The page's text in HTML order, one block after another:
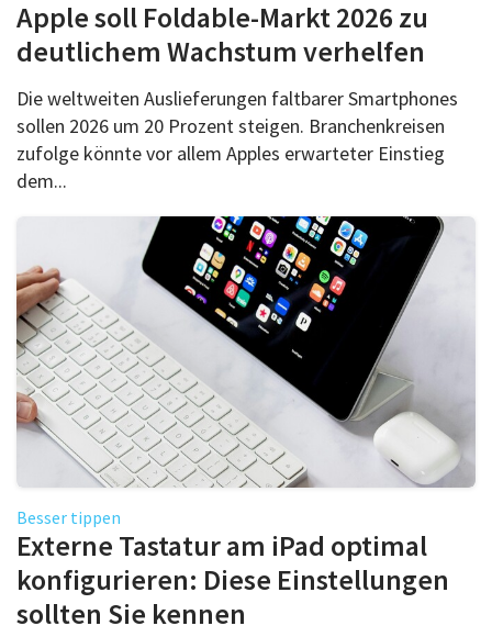
Apple soll Foldable-Markt 2026 zu
deutlichem Wachstum verhelfen
Die weltweiten Auslieferungen faltbarer Smartphones
sollen 2026 um 20 Prozent steigen. Branchenkreisen
zufolge könnte vor allem Apples erwarteter Einstieg
dem...
Besser tippen
Externe Tastatur am iPad optimal
konfigurieren: Diese Einstellungen
sollten Sie kennen